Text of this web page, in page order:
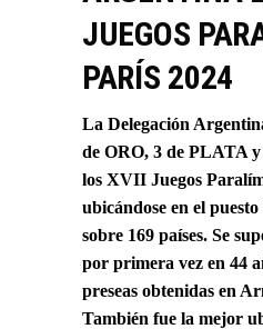
JUEGOS
PARÍS 2024
La Delegación
de ORO, 3 de PLATA
los XVII Juegos
ubicándose en el
sobre 169 países. Se
por primera vez en 44
preseas obtenidas en
También fue la mejor